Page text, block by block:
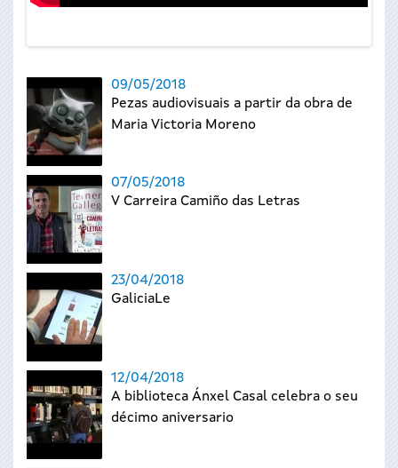
09/05/2018
Pezas audiovisuais a partir da obra de
Maria Victoria Moreno
07/05/2018
V Carreira Camiño das Letras
23/04/2018
GaliciaLe
12/04/2018
A biblioteca Ánxel Casal celebra o seu
décimo aniversario